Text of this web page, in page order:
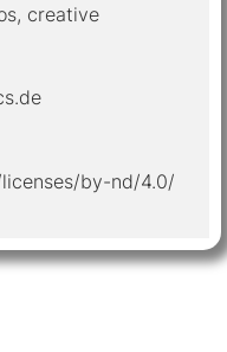
creative
by-nd/4.0/